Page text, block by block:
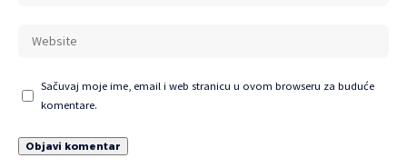
Sačuvaj moje ime, email i web stranicu u ovom browseru za buduće
komentare.